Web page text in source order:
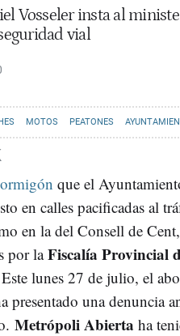
Vosseler insta al
vial
MOTOS PEATONES
que el
en calles pacificadas al
en la del Consell de Cent,
por laFiscalía Provincial
lunes 27 de julio, el
presentado una denuncia
Metrópoli Abierta ha